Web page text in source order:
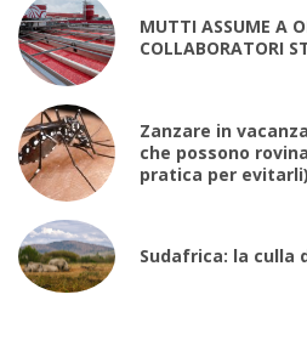
MUTTI ASSUME A
COLLABORATORI
Zanzare in
che possono
pratica per evitarli)
Sudafrica: la culla